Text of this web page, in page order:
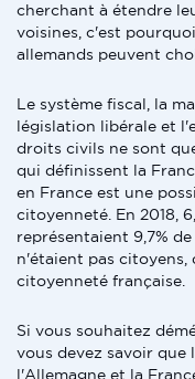
cherchant à étendre
voisines, c'est
allemands peuvent
Le système fiscal, la
législation libérale et
droits civils ne sont
qui définissent la
en France est une
citoyenneté. En 2018,
représentaient 9,7%
n'étaient pas citoyens,
citoyenneté française.
Si vous souhaitez
vous devez savoir que
l'Allemagne et la